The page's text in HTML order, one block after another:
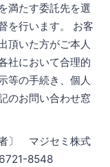
満たす委託先を選
を行います。 お客
頂いた方がご本人
社において合理的
等の手続き、個人
のお問い合わせ窓
〕 マジセミ株式
8548